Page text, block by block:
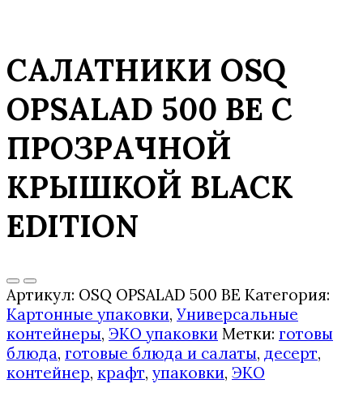
САЛАТНИКИ OSQ
OPSALAD 500 BE С
ПРОЗРАЧНОЙ
КРЫШКОЙ BLACK
EDITION
Артикул: OSQ OPSALAD 500 BE Категория:
Картонные упаковки, Универсальные
контейнеры, ЭКО упаковки Метки: готовы
блюда, готовые блюда и салаты, десерт,
контейнер, крафт, упаковки, ЭКО